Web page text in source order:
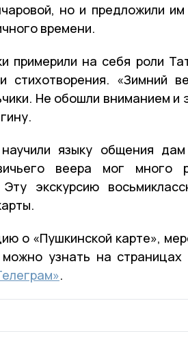
но и предложили им
времени.
примерили на себя роли
стихотворения. «Зимний
Не обошли вниманием и
языку общения
веера мог много
экскурсию
о «Пушкинской карте»,
узнать на страницах
.